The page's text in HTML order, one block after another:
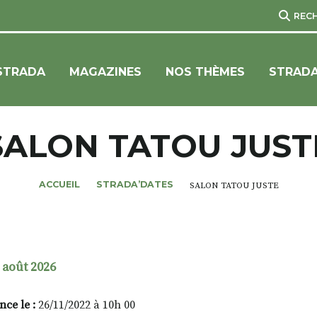
MAGAZINES NOS THÈMES
TATOU
ACCUEIL STRADA’DATES SALON TATOU JUSTE
2026
le : 26/11/2022 à 10h 00